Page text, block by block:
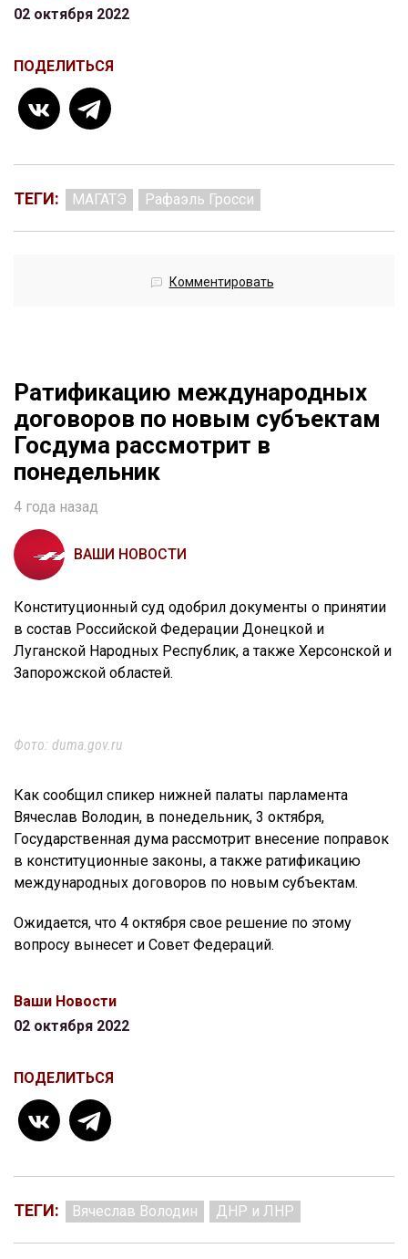
02 октября 2022
ПОДЕЛИТЬСЯ
ТЕГИ: МАГАТЭ Рафаэль Гросси
Комментировать
Ратификацию международных
договоров по новым субъектам
Госдума рассмотрит в
понедельник
4 года назад
ВАШИ НОВОСТИ
Конституционный суд одобрил документы о принятии
в состав Российской Федерации Донецкой и
Луганской Народных Республик, а также Херсонской и
Запорожской областей.
Фото: duma.gov.ru
Как сообщил спикер нижней палаты парламента
Вячеслав Володин, в понедельник, 3 октября,
Государственная дума рассмотрит внесение поправок
в конституционные законы, а также ратификацию
международных договоров по новым субъектам.
Ожидается, что 4 октября свое решение по этому
вопросу вынесет и Совет Федераций.
Ваши Новости
02 октября 2022
ПОДЕЛИТЬСЯ
ТЕГИ: Вячеслав Володин ДНР и ЛНР